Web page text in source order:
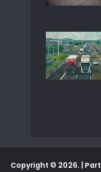
Copyright © 2026. |